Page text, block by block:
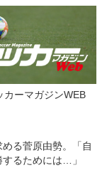
カーマガジンWEB
める菅原由勢。「自
るためには…」